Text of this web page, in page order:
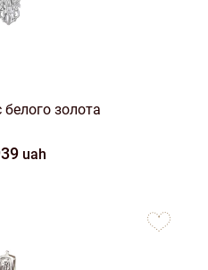
золота
uah
favorites